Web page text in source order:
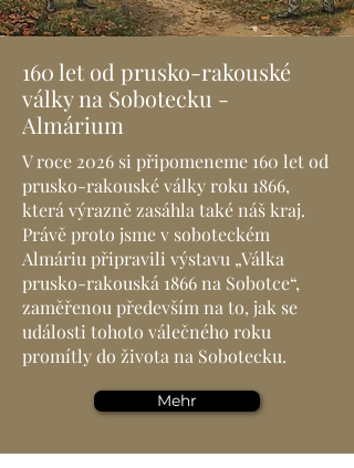
160 let od prusko-rakouské
války na Sobotecku -
Almárium
V roce 2026 si připomeneme 160 let od
prusko-rakouské války roku 1866,
která výrazně zasáhla také náš kraj.
Právě proto jsme v soboteckém
Almáriu připravili výstavu „Válka
prusko-rakouská 1866 na Sobotce“,
zaměřenou především na to, jak se
události tohoto válečného roku
promítly do života na Sobotecku.
Mehr